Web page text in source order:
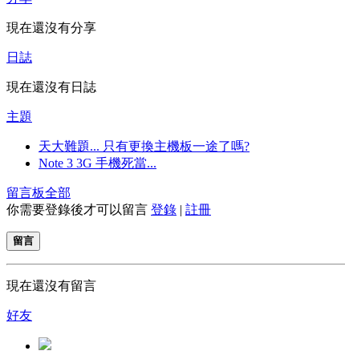
現在還沒有分享
日誌
現在還沒有日誌
主題
天大難題... 只有更換主機板一途了嗎?
Note 3 3G 手機死當...
留言板全部
你需要登錄後才可以留言 登錄 | 註冊
留言
現在還沒有留言
好友